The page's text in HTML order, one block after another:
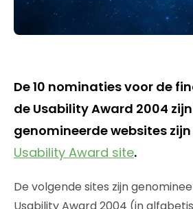
De 10 nominaties voor de
de Usability Award 2004 zijn
genomineerde websites
Usability Award site.
De volgende sites zijn
Usability Award 2004 (in